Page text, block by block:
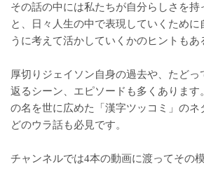
その話の中には私たちが自分らしさを持
と、日々人生の中で表現していくために
うに考えて活かしていくかのヒントもあ
厚切りジェイソン自身の過去や、たどっ
返るシーン、エピソードも多くあります
の名を世に広めた「漢字ツッコミ」のネ
どのウラ話も必見です。
チャンネルでは4本の動画に渡ってその